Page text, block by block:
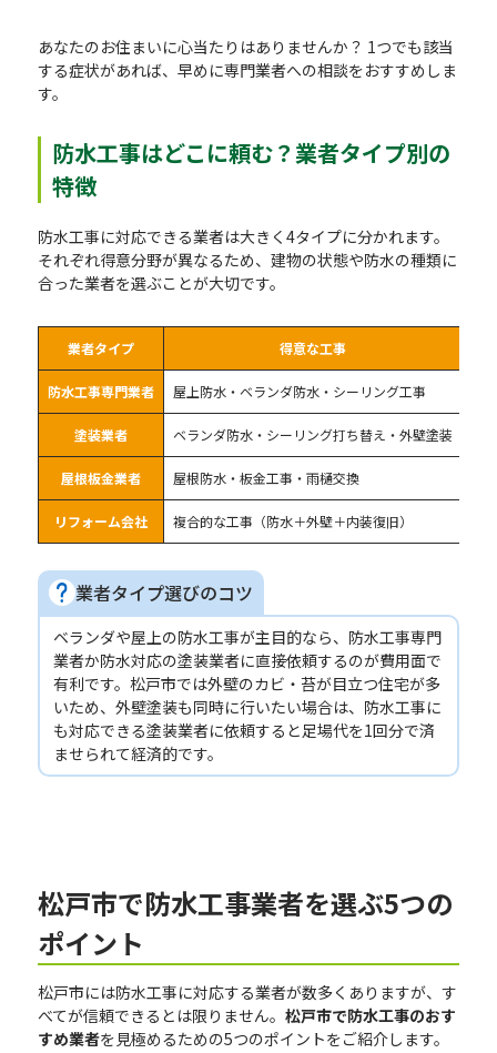
あなたのお住まいに心当たりはありませんか？ 1つでも該当
する症状があれば、早めに専門業者への相談をおすすめしま
す。
防水工事はどこに頼む？業者タイプ別の
特徴
防水工事に対応できる業者は大きく4タイプに分かれます。
それぞれ得意分野が異なるため、建物の状態や防水の種類に
合った業者を選ぶことが大切です。
業者タイプ 得意な工事
防水工事専門業者 屋上防水・ベランダ防水・シーリング工事
塗装業者 ベランダ防水・シーリング打ち替え・外壁塗装
屋根板金業者 屋根防水・板金工事・雨樋交換
リフォーム会社 複合的な工事（防水＋外壁＋内装復旧）
業者タイプ選びのコツ
ベランダや屋上の防水工事が主目的なら、防水工事専門
業者か防水対応の塗装業者に直接依頼するのが費用面で
有利です。松戸市では外壁のカビ・苔が目立つ住宅が多
いため、外壁塗装も同時に行いたい場合は、防水工事に
も対応できる塗装業者に依頼すると足場代を1回分で済
ませられて経済的です。
松戸市で防水工事業者を選ぶ5つの
ポイント
松戸市には防水工事に対応する業者が数多くありますが、す
べてが信頼できるとは限りません。 松戸市で防水工事のおす
すめ業者を見極めるための5つのポイントをご紹介します。